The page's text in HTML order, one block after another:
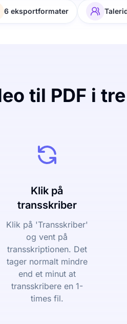
6 eksportformater
til PDF i
Klik på
transskriber
Klik på 'Transskriber'
og vent på
transskriptionen. Det
tager normalt mindre
end et minut at
transskribere en 1-
times fil.